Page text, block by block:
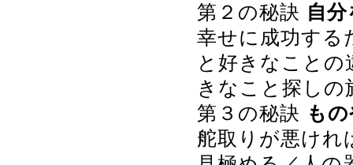
第２の秘訣 自
幸せに成功する
と好きなこと
きなこと探し
第３の秘訣 も
舵取りが悪けれ